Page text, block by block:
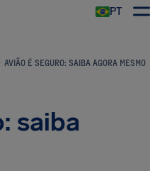
PT
AVIÃO É SEGURO: SAIBA AGORA MESMO
saiba